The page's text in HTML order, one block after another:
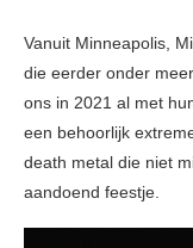
Vanuit Minneapolis,
die eerder onder
ons in 2021 al met
een behoorlijk
death metal die niet
aandoend feestje.